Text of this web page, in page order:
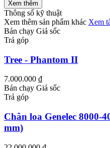
Xem thêm
Thông số kỹ thuật
Xem thêm sản phẩm khác Xem
Bán chạy Giá sốc
Trả góp
Tree - Phantom II
7.000.000 ₫
Bán chạy Giá sốc
Trả góp
Chân loa Genelec 8000-
mm)